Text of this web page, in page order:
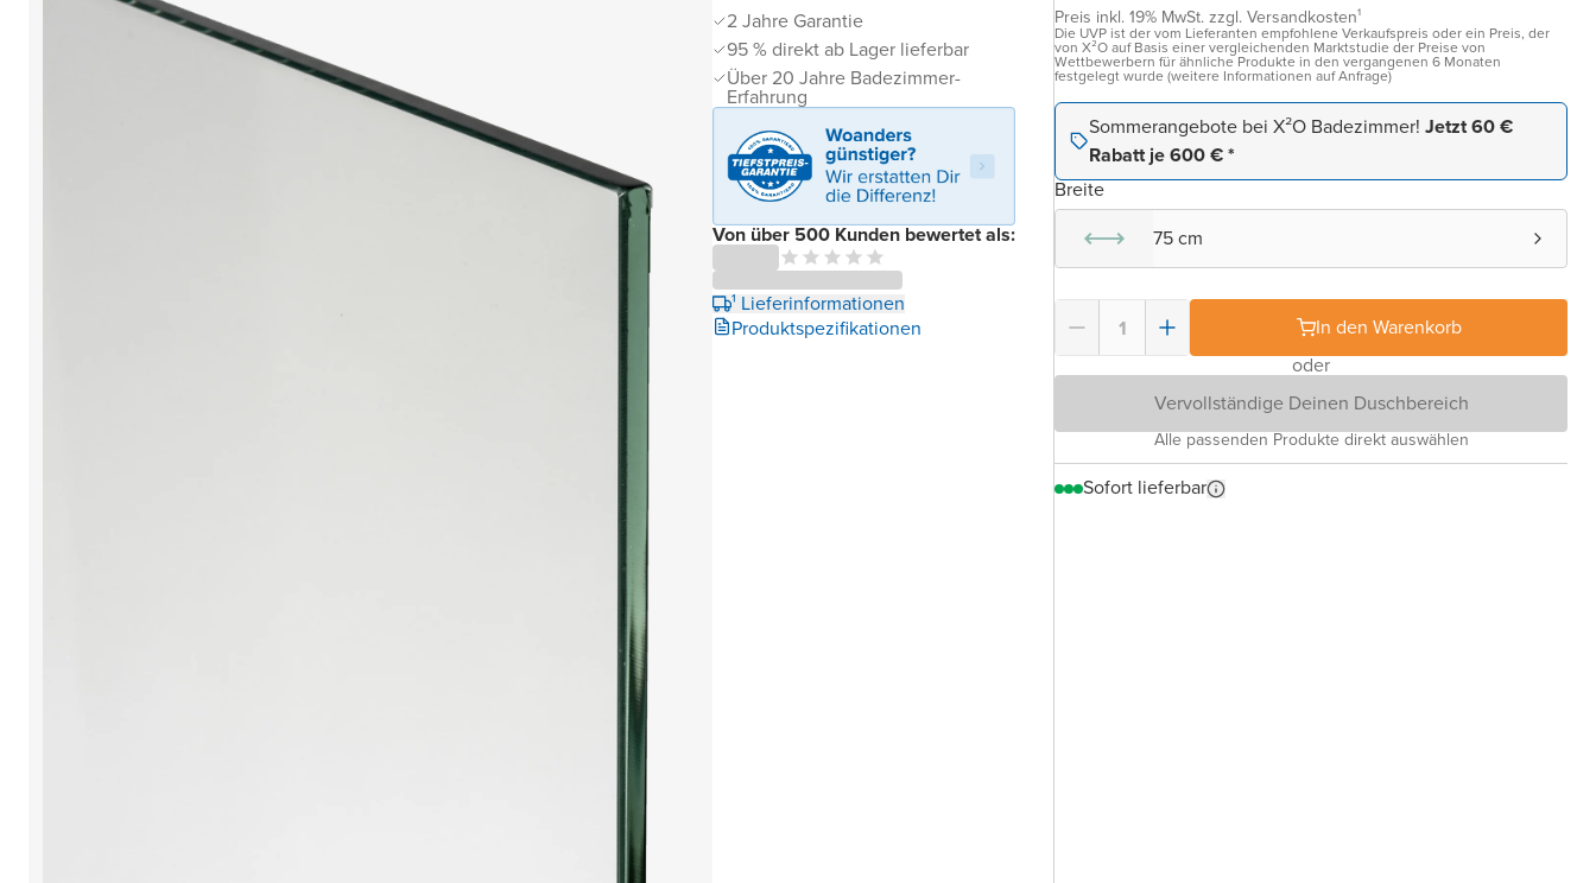
2 Jahre Garantie
95 % direkt ab Lager lieferbar
Über 20 Jahre Badezimmer-
Erfahrung
Von über 500 Kunden bewertet als:
¹ Lieferinformationen
Produktspezifikationen
Preis inkl. 19% MwSt. zzgl. Versandkosten¹
Die UVP ist der vom Lieferanten empfohlene Verkaufspreis oder ein Preis, der
von X²O auf Basis einer vergleichenden Marktstudie der Preise von
Wettbewerbern für ähnliche Produkte in den vergangenen 6 Monaten
festgelegt wurde (weitere Informationen auf Anfrage)
Sommerangebote bei X²O Badezimmer! Jetzt 60 €
Rabatt je 600 € *
Breite
75 cm
In den Warenkorb
oder
Vervollständige Deinen Duschbereich
Alle passenden Produkte direkt auswählen
Sofort lieferbar